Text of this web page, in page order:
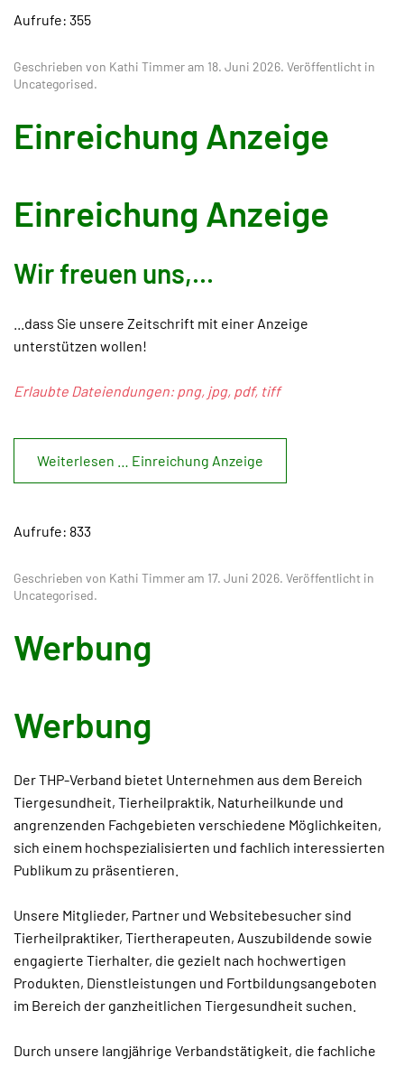
Aufrufe: 355
Geschrieben von Kathi Timmer am 18. Juni 2026. Veröffentlicht in
Uncategorised.
Einreichung Anzeige
Einreichung Anzeige
Wir freuen uns,...
...dass Sie unsere Zeitschrift mit einer Anzeige
unterstützen wollen!
Erlaubte Dateiendungen: png, jpg, pdf, tiff
Weiterlesen … Einreichung Anzeige
Aufrufe: 833
Geschrieben von Kathi Timmer am 17. Juni 2026. Veröffentlicht in
Uncategorised.
Werbung
Werbung
Der THP-Verband bietet Unternehmen aus dem Bereich
Tiergesundheit, Tierheilpraktik, Naturheilkunde und
angrenzenden Fachgebieten verschiedene Möglichkeiten,
sich einem hochspezialisierten und fachlich interessierten
Publikum zu präsentieren.
Unsere Mitglieder, Partner und Websitebesucher sind
Tierheilpraktiker, Tiertherapeuten, Auszubildende sowie
engagierte Tierhalter, die gezielt nach hochwertigen
Produkten, Dienstleistungen und Fortbildungsangeboten
im Bereich der ganzheitlichen Tiergesundheit suchen.
Durch unsere langjährige Verbandstätigkeit, die fachliche